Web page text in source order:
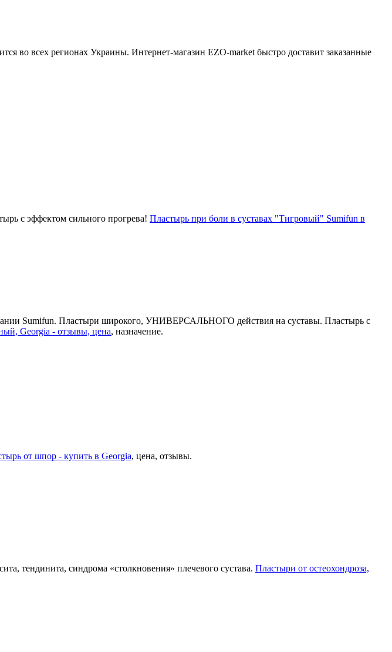
во всех регионах Украины. Интернет-магазин EZO-market быстро доставит заказанные
с эффектом сильного прогрева! Пластырь при боли в суставах "Тигровый" Sumifun в
Sumifun. Пластыри широкого, УНИВЕРСАЛЬНОГО действия на суставы. Пластырь с
Georgia - отзывы, цена, назначение.
от шпор - купить в Georgia, цена, отзывы.
тендинита, синдрома «столкновения» плечевого сустава. Пластыри от остеохондроза,